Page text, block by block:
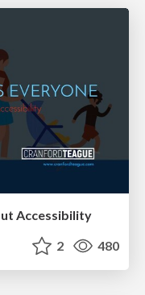
Accessibility
2 480